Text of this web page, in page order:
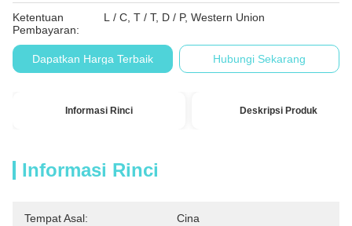
Ketentuan
Pembayaran:
L / C, T / T, D / P, Western Union
Dapatkan Harga Terbaik Hubungi Sekarang
Informasi Rinci Deskripsi Produk
Informasi Rinci
Tempat Asal: Cina